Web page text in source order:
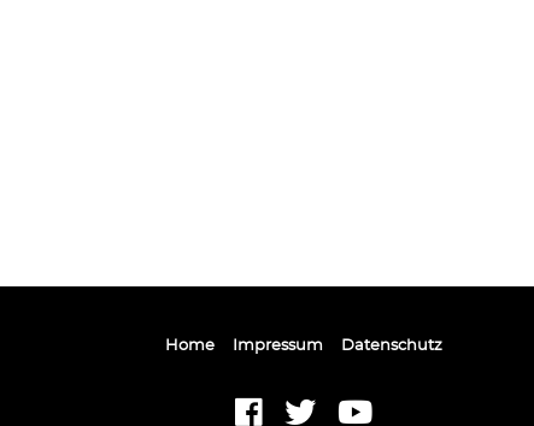
Home Impressum Datenschutz